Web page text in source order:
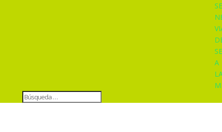
A